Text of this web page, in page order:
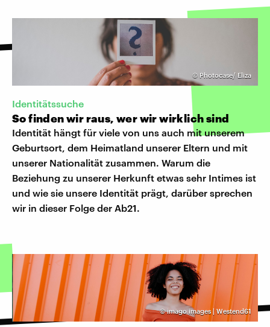
© Photocase/ Eliza
Identitätssuche
So finden wir raus, wer wir wirklich sind
Identität hängt für viele von uns auch mit unserem
Geburtsort, dem Heimatland unserer Eltern und mit
unserer Nationalität zusammen. Warum die
Beziehung zu unserer Herkunft etwas sehr Intimes ist
und wie sie unsere Identität prägt, darüber sprechen
wir in dieser Folge der Ab21.
©imago images | Westend61